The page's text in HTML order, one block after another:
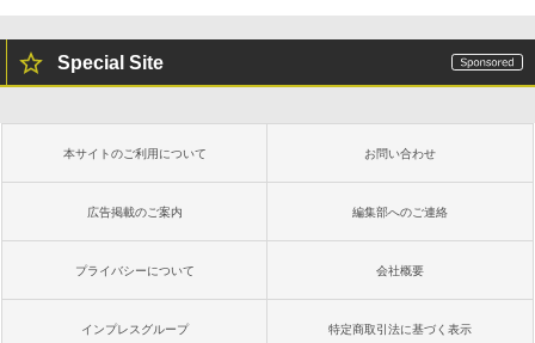
Special Site
本サイトのご利用について お問い合わせ
広告掲載のご案内 編集部へのご連絡
プライバシーについて 会社概要
インプレスグループ 特定商取引法に基づく表示